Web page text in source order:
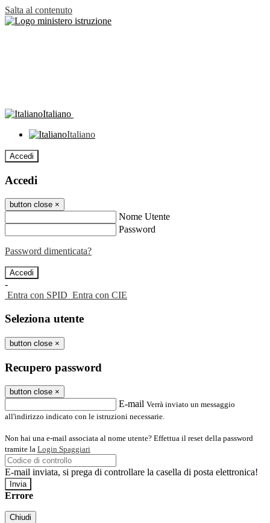
Salta al contenuto
Italiano
Italiano
Accedi
Accedi
button close ×
Nome Utente
Password
Password dimenticata?
-
Entra con SPID Entra con CIE
Seleziona utente
button close ×
Recupero password
button close ×
E-mail Verrà inviato un messaggio
all'indirizzo indicato con le istruzioni necessarie.
Non hai una e-mail associata al nome utente? Effettua il reset della password
tramite la Login Spaggiari
E-mail inviata, si prega di controllare la casella di posta elettronica!
Errore
Chiudi